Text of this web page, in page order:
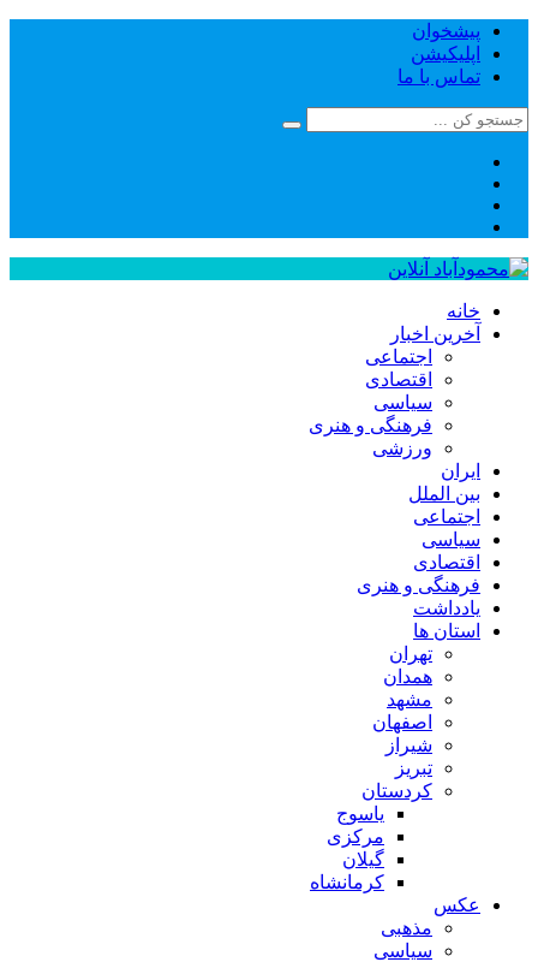
پیشخوان
اپلیکیشن
تماس با ما
خانه
آخرین اخبار
اجتماعی
اقتصادی
سیاسی
فرهنگی و هنری
ورزشی
ایران
بین الملل
اجتماعی
سیاسی
اقتصادی
فرهنگی و هنری
یادداشت
استان ها
تهران
همدان
مشهد
اصفهان
شیراز
تبریز
کردستان
یاسوج
مرکزی
گیلان
کرمانشاه
عکس
مذهبی
سیاسی